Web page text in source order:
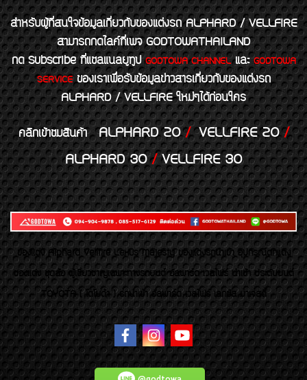
สำหรับผู้ที่สนใจข้อมูลเกี่ยวกับของแต่งรถ ALPHARD / VELLFIRE
สามารถกดไลค์ที่เพจ GODTOWATHAILAND
กด Subscribe ที่แชลแนลยูทูปGODTOWA CHANNELและGODTOWA
SERVICEของเราเพื่อรับข้อมูลข่าวสารเกี่ยวกับของแต่งรถ
ALPHARD / VELLFIRE ใหม่ๆได้ก่อนใคร
คลิกเข้าชมสินค้า ALPHARD 20/VELLFIRE 20/
ALPHARD 30/VELLFIRE 30
ของเเต่ง Alphard Vellfire Lexus Majesty ของเเต่งรถนำเข้า อุปกรณ์ตกแต่ง
ของแต่ง ชุดล้อ ผู้เชี่ยวชาญเฉพาะทางรถยนต์ อัลพาร์ด เวลไฟร์ นำเข้า ประดับยนต์
TOYOTA ( โตโยต้า ) รถนำเข้า อัลพาร์ด เวลไฟร์ เลกซัส มาเจสตี้